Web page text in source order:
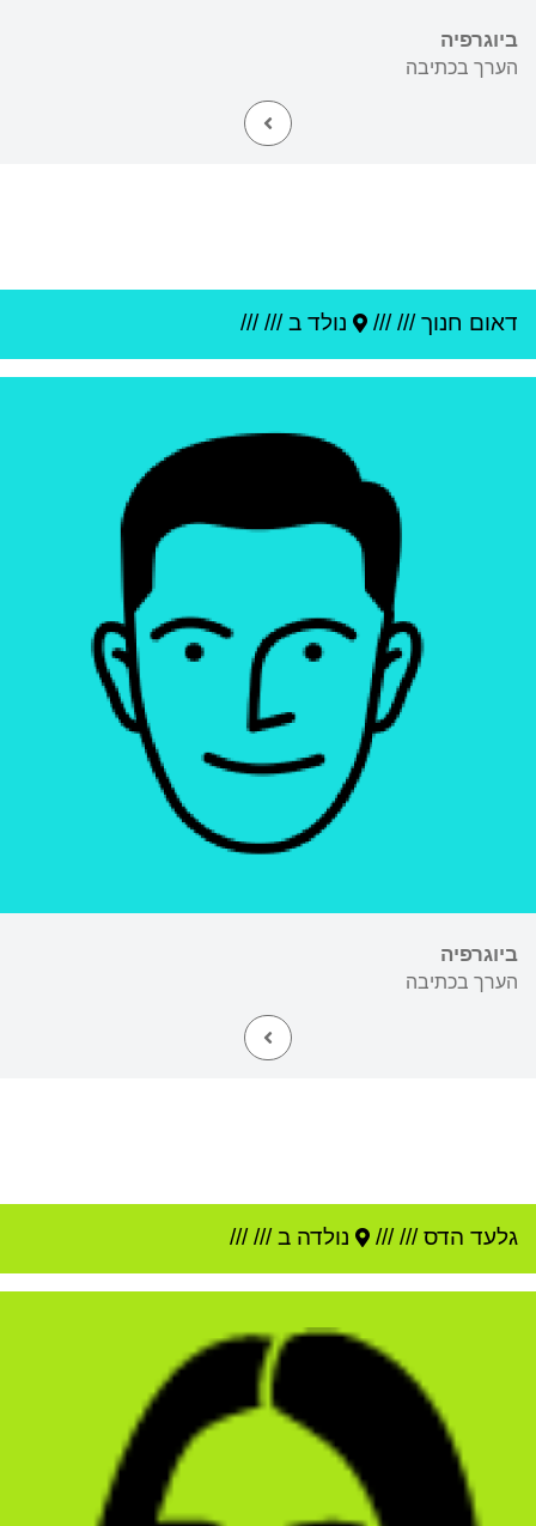
ביוגרפיה
הערך בכתיבה
דאום חנוך///
/// נולד ב //////
ביוגרפיה
הערך בכתיבה
גלעד הדס///
/// נולדה ב //////